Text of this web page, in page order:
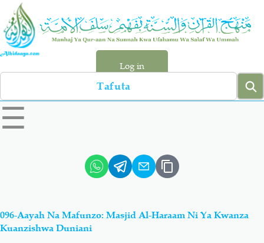
Skip
main
content
Log in
Search
left
sidebar
☰
Hadiyth
Aqiydah
096-Aayah Na Mafunzo: Masjid Al-Haraam Ni Ya Kwanza
Kuanzishwa Duniani